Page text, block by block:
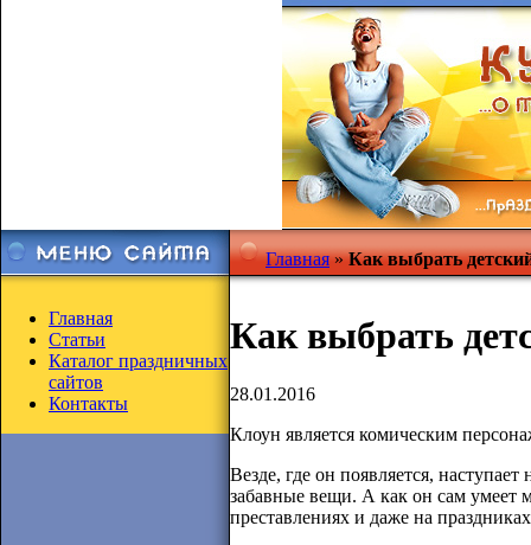
Главная
Статьи
Каталог праздничных
сайтов
Контакты
Главная»Как выбрать
Как выбрать
28.01.2016
Клоун является комическим
Везде, где он появляется,
забавные вещи. А как он сам умеет
преставлениях и даже на